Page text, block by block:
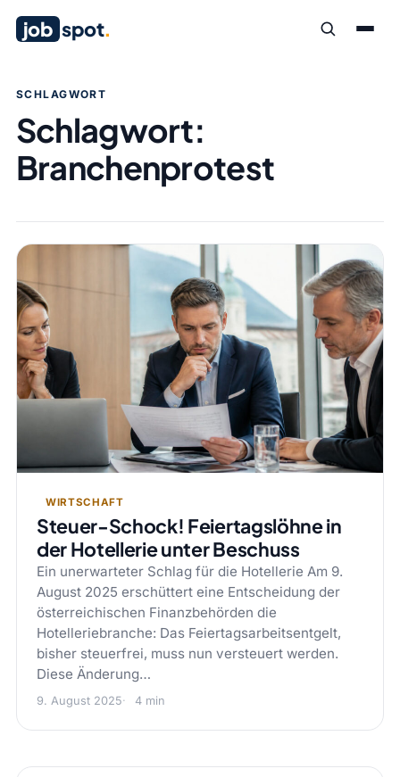
job spot.
SCHLAGWORT
Schlagwort:
Branchenprotest
WIRTSCHAFT
Steuer-Schock! Feiertagslöhne in
der Hotellerie unter Beschuss
Ein unerwarteter Schlag für die Hotellerie Am 9.
August 2025 erschüttert eine Entscheidung der
österreichischen Finanzbehörden die
Hotelleriebranche: Das Feiertagsarbeitsentgelt,
bisher steuerfrei, muss nun versteuert werden.
Diese Änderung…
9. August 2025 4 min